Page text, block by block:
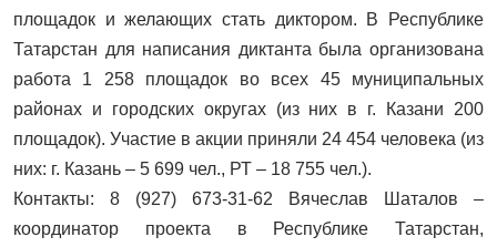
площадок и желающих стать диктором. В Республике
Татарстан для написания диктанта была организована
работа 1 258 площадок во всех 45 муниципальных
районах и городских округах (из них в г. Казани 200
площадок). Участие в акции приняли 24 454 человека (из
них: г. Казань – 5 699 чел., РТ – 18 755 чел.).
Контакты: 8 (927) 673-31-62 Вячеслав Шаталов –
координатор проекта в Республике Татарстан,